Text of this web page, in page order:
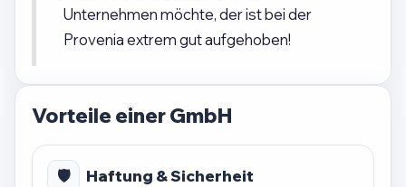
Unternehmen möchte, der ist bei der
Provenia extrem gut aufgehoben!
Vorteile einer GmbH
🛡️ Haftung & Sicherheit